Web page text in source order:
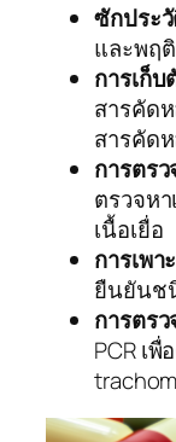
ซักประ
และพฤ
การเก็
สารคัด
สารคัด
การตร
ตรวจห
เนื้อเยื่อ
การเพา
ยืนยันช
การตร
PCR เ